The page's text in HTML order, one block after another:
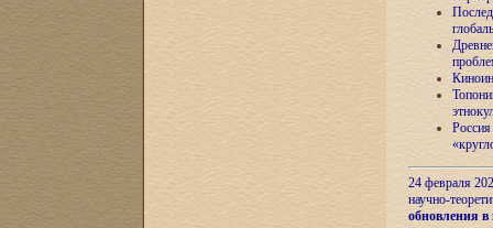
24 февраля
научно-
обновления в